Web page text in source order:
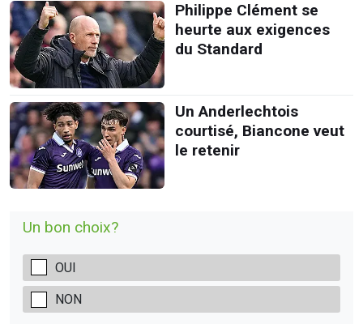
Philippe Clément se
heurte aux exigences
du Standard
Un Anderlechtois
courtisé, Biancone veut
le retenir
Un bon choix?
OUI
NON